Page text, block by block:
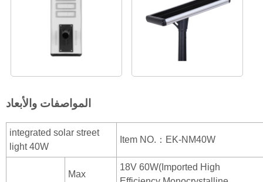
المواصفات والأبعاد
integrated solar street
light 40W
Item NO.：EK-NM40W
Max
18V 60W(Imported High